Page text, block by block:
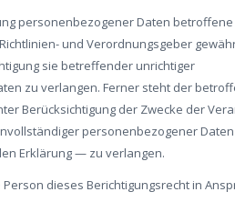
personenbezogener Daten
und Verordnungsgeber
sie betreffender unrichtiger
zu verlangen. Ferner steht der
Berücksichtigung der Zwecke der
personenbezogener
Erklärung — zu verlangen.
dieses Berichtigungsrecht in